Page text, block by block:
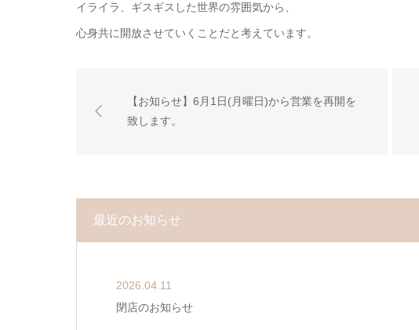
イライラ、ギスギスした世界の雰囲気から、
心身共に開放させていくことだと考えています。
【お知らせ】6月1日(月曜日)から営業を再開を
致します。
最近のお知らせ
2026.04.11
閉店のお知らせ